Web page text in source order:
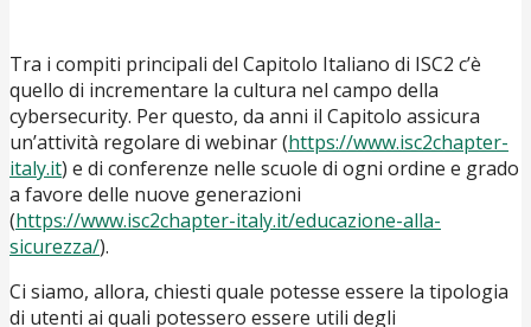
Tra i compiti principali del Capitolo Italiano di ISC2 c’è
quello di incrementare la cultura nel campo della
cybersecurity. Per questo, da anni il Capitolo assicura
un’attività regolare di webinar (https://www.isc2chapter-
italy.it) e di conferenze nelle scuole di ogni ordine e grado
a favore delle nuove generazioni
(https://www.isc2chapter-italy.it/educazione-alla-
sicurezza/).
Ci siamo, allora, chiesti quale potesse essere la tipologia
di utenti ai quali potessero essere utili degli